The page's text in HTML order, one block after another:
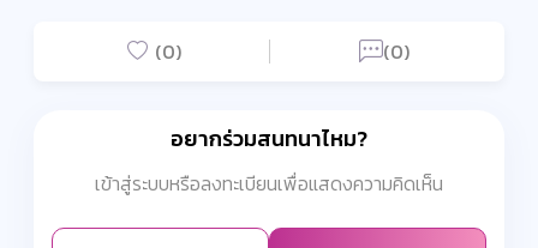
(0) (0)
อยากร่วมสนทนาไหม?
เข้าสู่ระบบหรือลงทะเบียนเพื่อแสดงความคิดเห็น